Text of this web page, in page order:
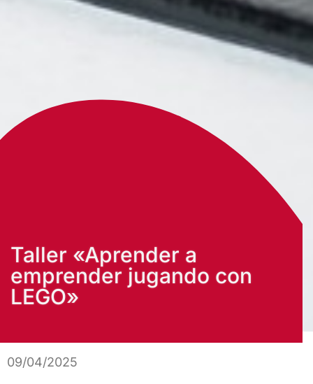
Taller «Aprender a
emprender jugando con
LEGO»
09/04/2025